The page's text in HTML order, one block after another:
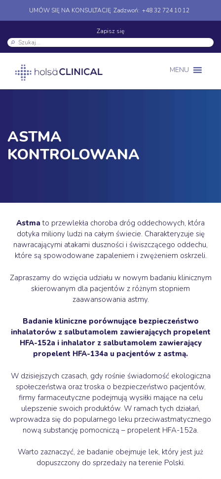
UMÓW SIĘ NA KONSULTACJĘ Zadzwoń: +48 32 724 10 12
Zapisz się
MENU
ASTMA
KONTROLOWANA
Astma to przewlekła choroba dróg oddechowych, która
dotyka miliony ludzi na całym świecie. Charakteryzuje się
nawracającymi atakami duszności i świszczącego oddechu,
które są spowodowane zapaleniem i zwężeniem oskrzeli.
Zapraszamy do wzięcia udziału w nowym badaniu klinicznym
skierowanym dla pacjentów z różnym stopniem
zaawansowania astmy.
Badanie kliniczne porównujące bezpieczeństwo
inhalatorów z salbutamolem zawierających propelent
HFA-152a i inhalator z salbutamolem zawierający
propelent HFA-134a u pacjentów z astmą.
W dzisiejszych czasach, gdy rośnie świadomość ekologiczna
społeczeństwa oraz troska o bezpieczeństwo pacjentów,
firmy farmaceutyczne podejmują wysiłki mające na celu
ulepszenie swoich produktów. W ramach tych działań,
wprowadza się do popularnego leku przeciwastmatycznego
nową substancję pomocniczą – propelent HFA-152a.
Warto zaznaczyć, że badanie obejmuje lek, który jest już
dopuszczony do sprzedaży na terenie Polski.